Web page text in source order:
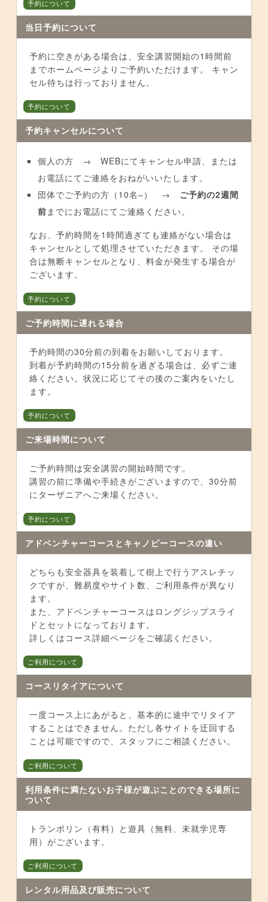
予約について
当日予約について
予約に空きがある場合は、安全講習開始の1時間前
までホームページよりご予約いただけます。 キャン
セル待ちは行っておりません。
予約について
予約キャンセルについて
個人の方 → WEBにてキャンセル申請、または
お電話にてご連絡をおねがいいたします。
団体でご予約の方（10名–） → ご予約の2週間
前までにお電話にてご連絡ください。
なお、予約時間を1時間過ぎても連絡がない場合は
キャンセルとして処理させていただきます。 その場
合は無断キャンセルとなり、料金が発生する場合が
ございます。
予約について
ご予約時間に遅れる場合
予約時間の30分前の到着をお願いしております。
到着が予約時間の15分前を過ぎる場合は、必ずご連
絡ください。状況に応じてその後のご案内をいたし
ます。
予約について
ご来場時間について
ご予約時間は安全講習の開始時間です。
講習の前に準備や手続きがございますので、30分前
にターザニアへご来場ください。
予約について
アドベンチャーコースとキャノピーコースの違い
どちらも安全器具を装着して樹上で行うアスレチッ
クですが、難易度やサイト数、ご利用条件が異なり
ます。
また、アドベンチャーコースはロングジップスライ
ドとセットになっております。
詳しくはコース詳細ページをご確認ください。
ご利用について
コースリタイアについて
一度コース上にあがると、基本的に途中でリタイア
することはできません。ただし各サイトを迂回する
ことは可能ですので、スタッフにご相談ください。
ご利用について
利用条件に満たないお子様が遊ぶことのできる場所に
ついて
トランポリン（有料）と遊具（無料、未就学児専
用）がございます。
ご利用について
レンタル用品及び販売について